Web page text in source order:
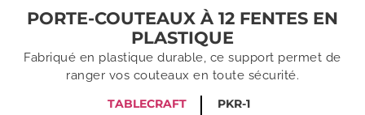
PORTE-COUTEAUX À 12 FENTES EN
PLASTIQUE
Fabriqué en plastique durable, ce support permet de
ranger vos couteaux en toute sécurité.
TABLECRAFT
PKR-1